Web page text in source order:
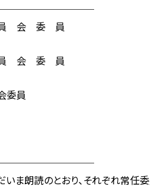
会 委 員
会 委 員
委員
朗読のとおり、それぞれ常任委